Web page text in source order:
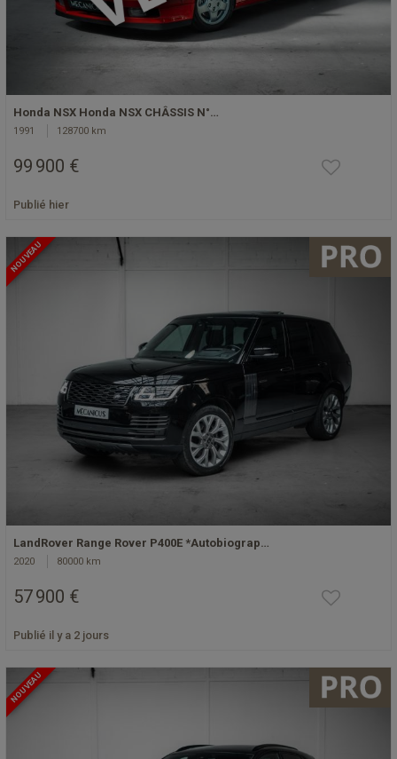
Honda NSX Honda NSX CHÂSSIS N°…
1991 128700 km
99 900 €
Publié hier
NOUVEAU
LandRover Range Rover P400E *Autobiograp…
2020 80000 km
57 900 €
Publié il y a 2 jours
NOUVEAU